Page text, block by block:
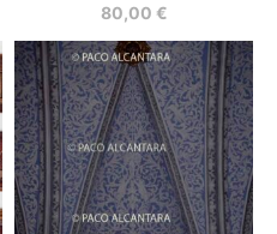
80,00 €